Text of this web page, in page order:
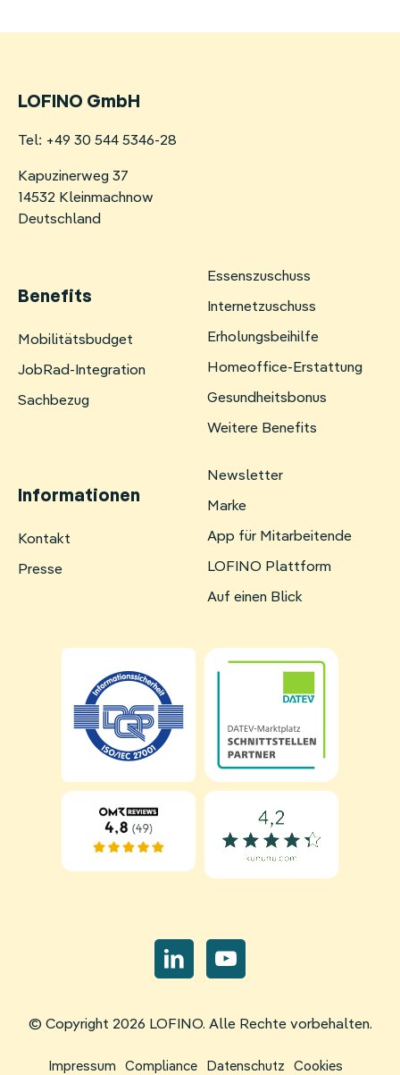
LOFINO GmbH
Tel: +49 30 544 5346-28
Kapuzinerweg 37
14532 Kleinmachnow
Deutschland
Benefits
Navigation
überspringen
Mobilitätsbudget
JobRad-Integration
Sachbezug
Essenszuschuss
Internetzuschuss
Erholungsbeihilfe
Homeoffice-Erstattung
Gesundheitsbonus
Weitere Benefits
Informationen
Navigation
Kontakt
Presse
Newsletter
Marke
App für Mitarbeitende
LOFINO Plattform
Auf einen Blick
Navigation
überspringen
© Copyright 2026 LOFINO. Alle Rechte vorbehalten.
NavigationImpressum Compliance Datenschutz Cookies